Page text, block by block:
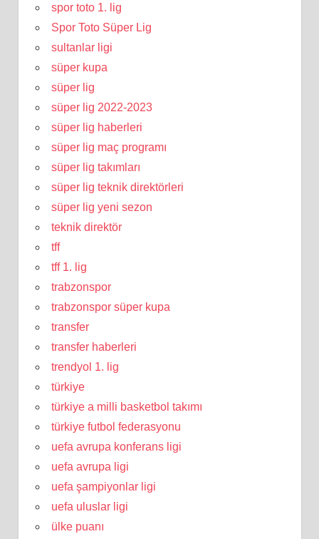
spor toto 1. lig
Spor Toto Süper Lig
sultanlar ligi
süper kupa
süper lig
süper lig 2022-2023
süper lig haberleri
süper lig maç programı
süper lig takımları
süper lig teknik direktörleri
süper lig yeni sezon
teknik direktör
tff
tff 1. lig
trabzonspor
trabzonspor süper kupa
transfer
transfer haberleri
trendyol 1. lig
türkiye
türkiye a milli basketbol takımı
türkiye futbol federasyonu
uefa avrupa konferans ligi
uefa avrupa ligi
uefa şampiyonlar ligi
uefa uluslar ligi
ülke puanı